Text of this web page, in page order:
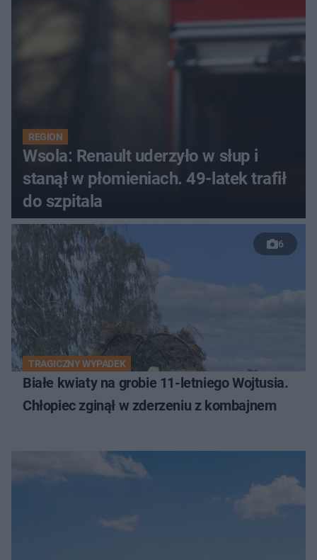
REGION
Wsola: Renault uderzyło w słup i
stanął w płomieniach. 49-latek trafił
do szpitala
6
TRAGICZNY WYPADEK
Białe kwiaty na grobie 11-letniego Wojtusia.
Chłopiec zginął w zderzeniu z kombajnem